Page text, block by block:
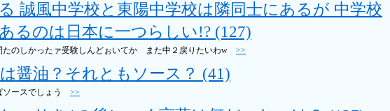
誠風中学校と東陽中学校は隣同士にあるが 中学校
るのは日本に一つらしい!? (127)
たのしかったァ受験しんどぉいてか また中２戻りたいわw >>
醤油？それともソース？ (41)
ソースでしょう >>